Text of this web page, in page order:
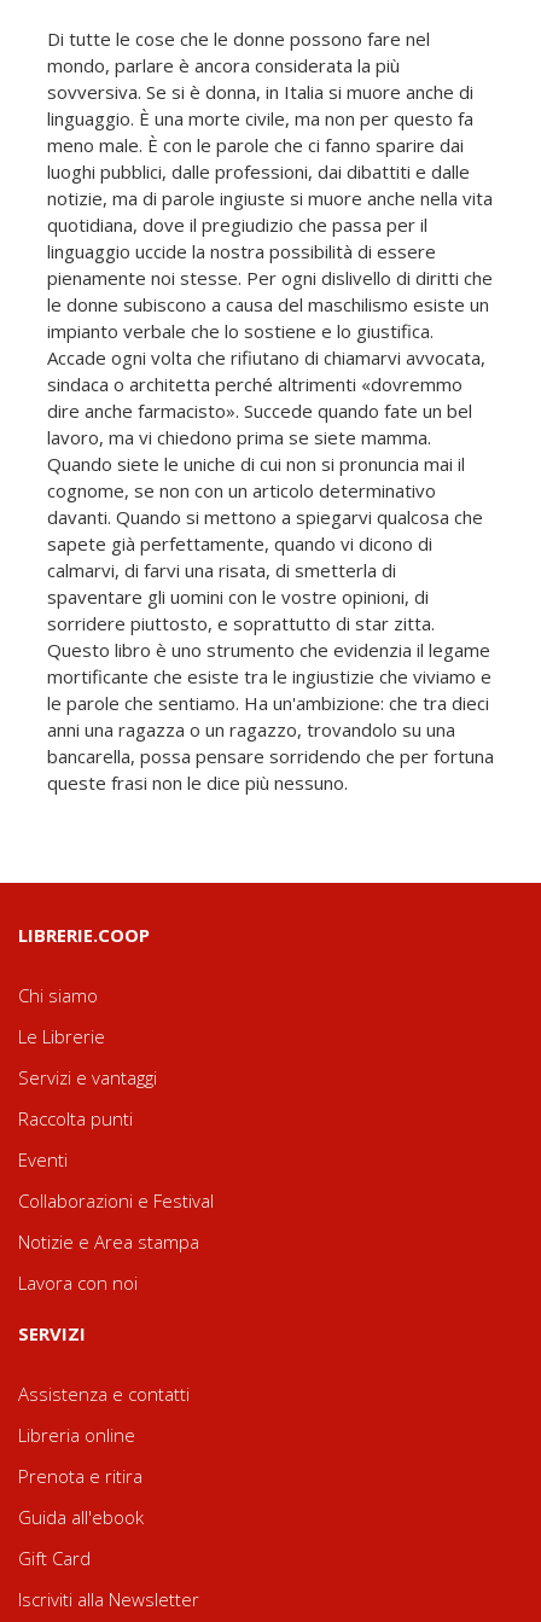
Di tutte le cose che le donne possono fare nel
mondo, parlare è ancora considerata la più
sovversiva. Se si è donna, in Italia si muore anche di
linguaggio. È una morte civile, ma non per questo fa
meno male. È con le parole che ci fanno sparire dai
luoghi pubblici, dalle professioni, dai dibattiti e dalle
notizie, ma di parole ingiuste si muore anche nella vita
quotidiana, dove il pregiudizio che passa per il
linguaggio uccide la nostra possibilità di essere
pienamente noi stesse. Per ogni dislivello di diritti che
le donne subiscono a causa del maschilismo esiste un
impianto verbale che lo sostiene e lo giustifica.
Accade ogni volta che rifiutano di chiamarvi avvocata,
sindaca o architetta perché altrimenti «dovremmo
dire anche farmacisto». Succede quando fate un bel
lavoro, ma vi chiedono prima se siete mamma.
Quando siete le uniche di cui non si pronuncia mai il
cognome, se non con un articolo determinativo
davanti. Quando si mettono a spiegarvi qualcosa che
sapete già perfettamente, quando vi dicono di
calmarvi, di farvi una risata, di smetterla di
spaventare gli uomini con le vostre opinioni, di
sorridere piuttosto, e soprattutto di star zitta.
Questo libro è uno strumento che evidenzia il legame
mortificante che esiste tra le ingiustizie che viviamo e
le parole che sentiamo. Ha un'ambizione: che tra dieci
anni una ragazza o un ragazzo, trovandolo su una
bancarella, possa pensare sorridendo che per fortuna
queste frasi non le dice più nessuno.
LIBRERIE.COOP
Chi siamo
Le Librerie
Servizi e vantaggi
Raccolta punti
Eventi
Collaborazioni e Festival
Notizie e Area stampa
Lavora con noi
SERVIZI
Assistenza e contatti
Libreria online
Prenota e ritira
Guida all'ebook
Gift Card
Iscriviti alla Newsletter